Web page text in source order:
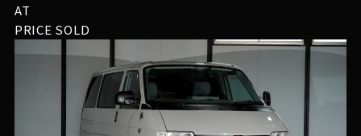
AT
PRICE SOLD